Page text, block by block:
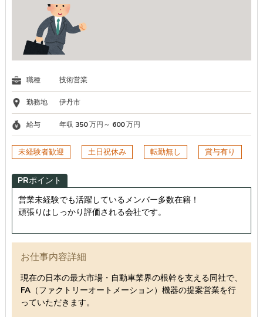
職種 技術営業
勤務地 伊丹市
給与 年収 350 万円～ 600 万円
未経験者歓迎 土日祝休み 転勤無し 賞与有り
PRポイント
営業未経験でも活躍しているメンバー多数在籍！
頑張りはしっかり評価される会社です。
お仕事内容詳細
現在の日本の最大市場・自動車業界の根幹を支える同社で、
FA（ファクトリーオートメーション）機器の提案営業を行
っていただきます。